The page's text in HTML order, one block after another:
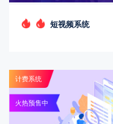
短视频系统
计费系统
火热预售中